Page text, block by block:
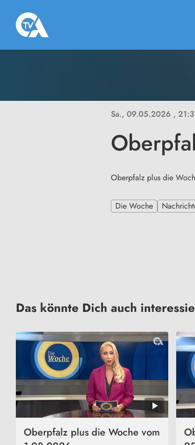
Sa., 09.05.2026 ,
Oberpfalz plus die
Die Woche
Das könnte Dich auch
Oberpfalz plus die Woche vom